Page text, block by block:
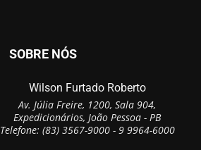
SOBRE NÓS
Wilson Furtado Roberto
Av. Júlia Freire, 1200, Sala 904,
Expedicionários, João Pessoa - PB
Telefone: (83) 3567-9000 - 9 9964-6000